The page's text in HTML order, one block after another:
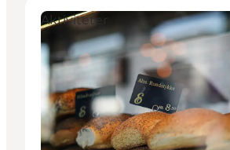
Aktiviteter